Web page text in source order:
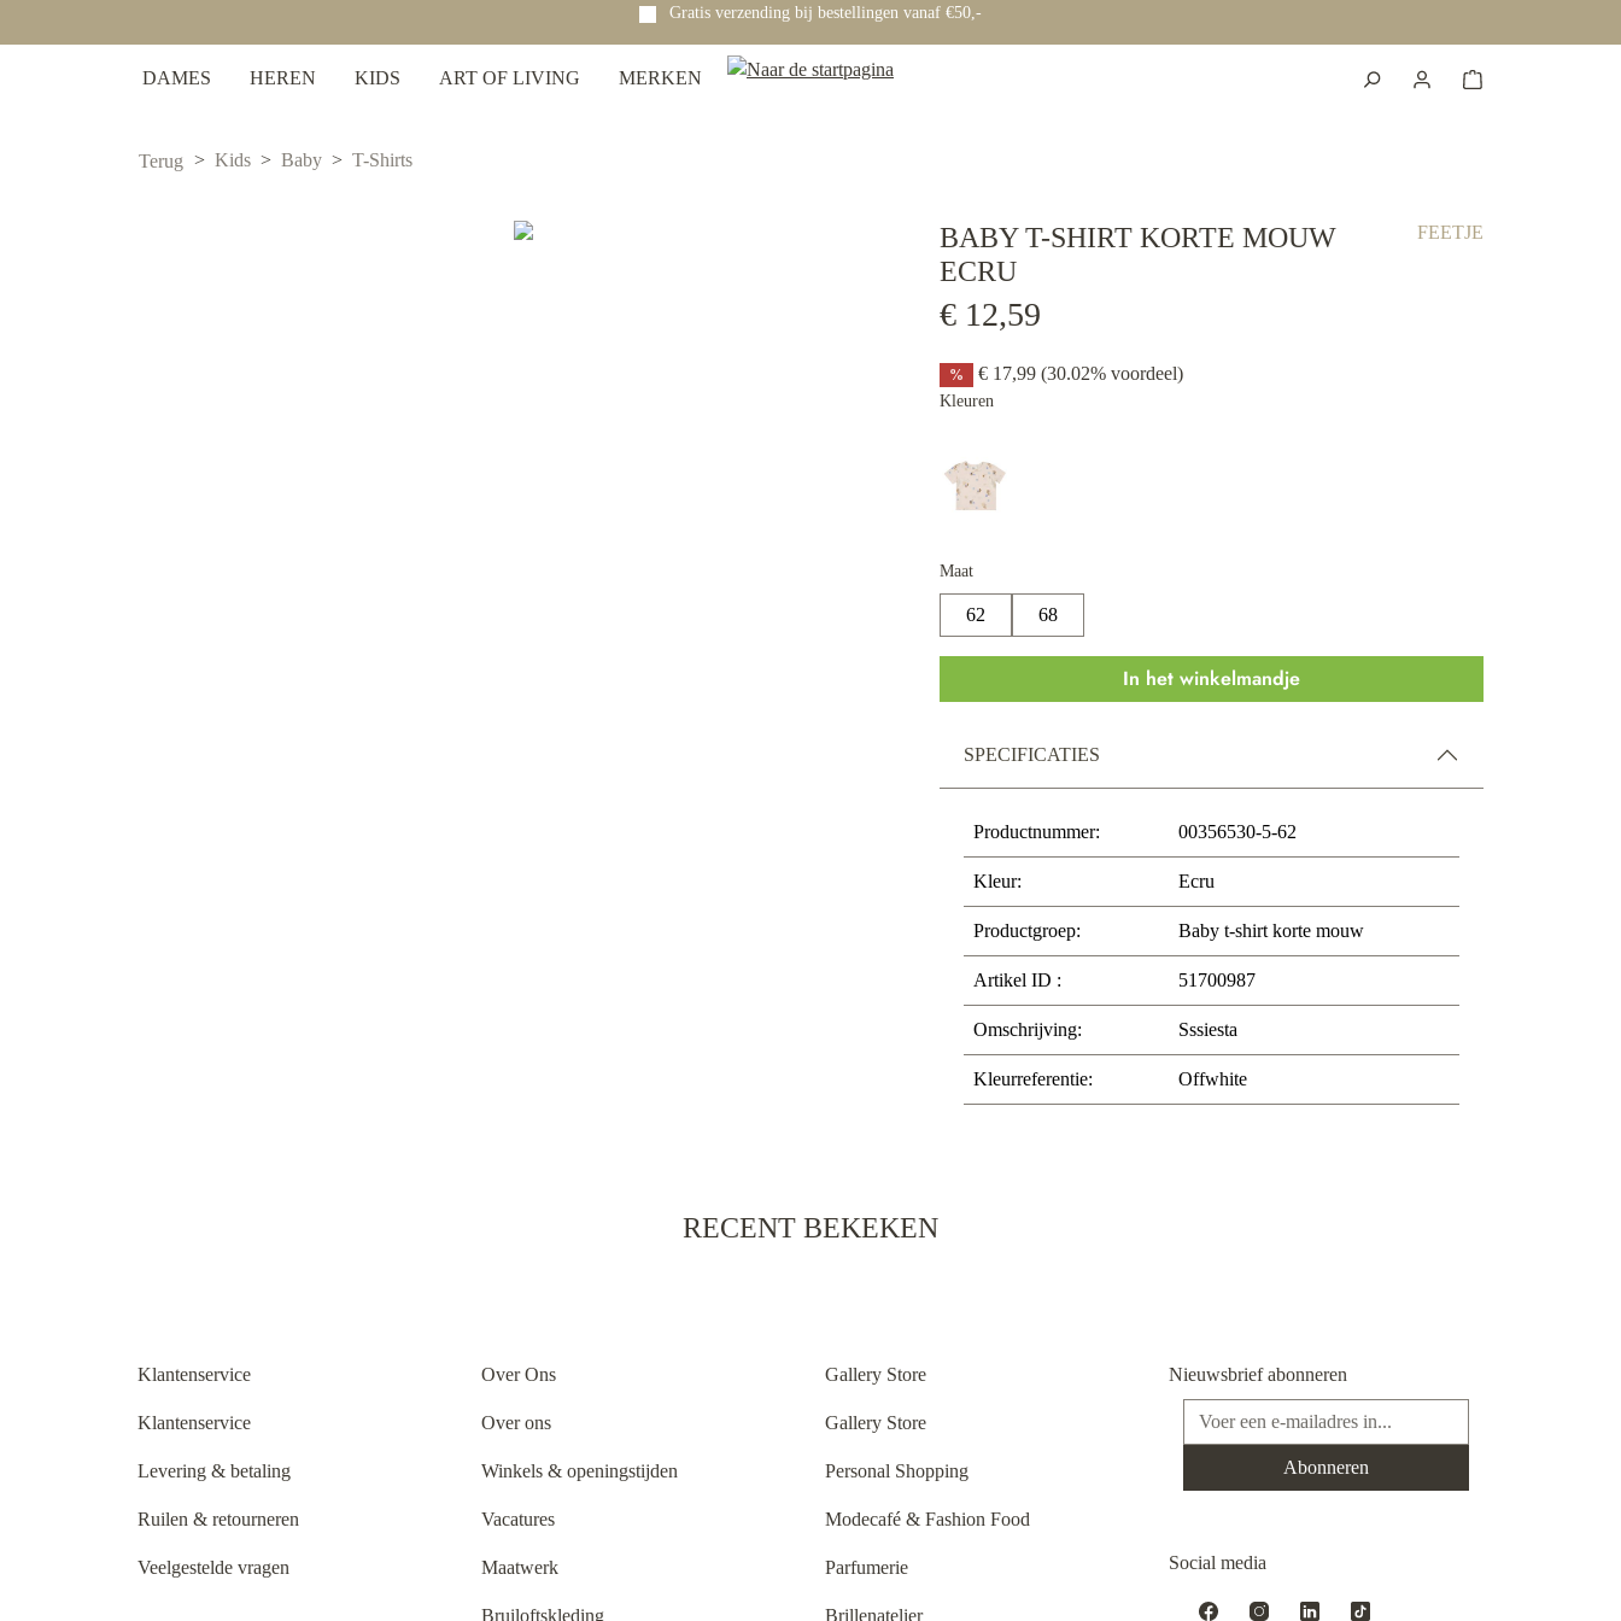
Gratis verzending bij bestellingen vanaf €50,-
DAMES HEREN KIDS ART OF LIVING MERKEN
Terug Kids Baby T-Shirts
BABY T-SHIRT KORTE MOUW
ECRU
FEETJE
€ 12,59
% € 17,99 (30.02% voordeel)
Kleuren
Maat
62 68
In het winkelmandje
SPECIFICATIES
Productnummer: 00356530-5-62
Kleur: Ecru
Productgroep: Baby t-shirt korte mouw
Artikel ID : 51700987
Omschrijving: Sssiesta
Kleurreferentie: Offwhite
RECENT BEKEKEN
Klantenservice
Klantenservice
Levering & betaling
Ruilen & retourneren
Veelgestelde vragen
Over Ons
Over ons
Winkels & openingstijden
Vacatures
Maatwerk
Bruiloftskleding
Gallery Store
Gallery Store
Personal Shopping
Modecafé & Fashion Food
Parfumerie
Brillenatelier
Nieuwsbrief abonneren
E-mailadres*
Abonneren
Social media